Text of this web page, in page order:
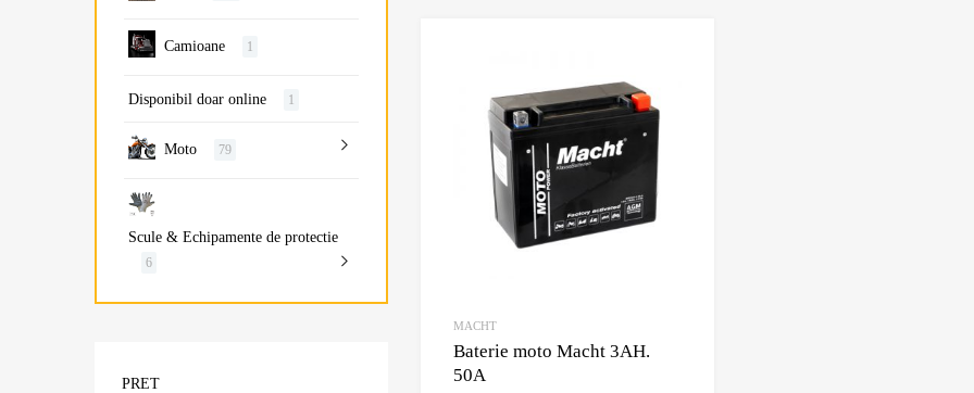
MACHT
Baterie moto Macht 3AH.
50A
Camioane 1
Disponibil doar online 1
Moto 79
Scule & Echipamente de protectie
6
PRET